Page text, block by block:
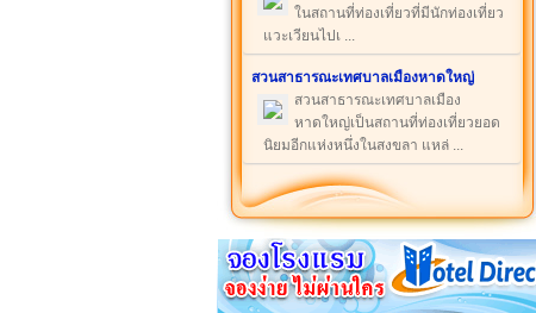
ในสถานที่ท่องเที่ยวที่มีนักท่องเที่ยว
แวะเวียนไปเ ...
สวนสาธารณะเทศบาลเมืองหาดใหญ่
สวนสาธารณะเทศบาลเมือง
หาดใหญ่เป็นสถานที่ท่องเที่ยวยอด
นิยมอีกแห่งหนึ่งในสงขลา แหล่ ...